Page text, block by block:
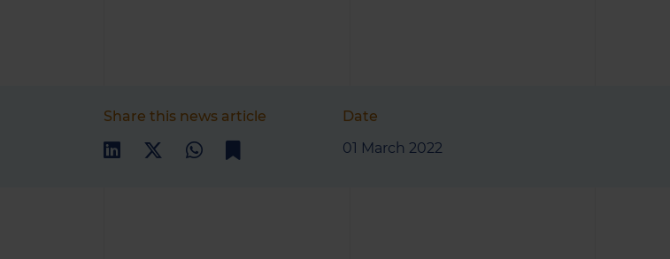
Share this news article
Date
01 March 2022